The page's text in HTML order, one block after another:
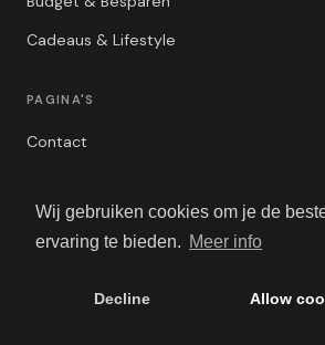
Wij gebruiken cookies om je de
ervaring te bieden. Meer info
Decline Allow
Cadeaus & Lifestyle
PAGINA'S
Contact
Algemene Voorwaarden
Adverteren